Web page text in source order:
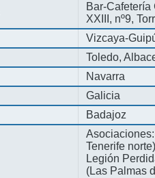
Bar-
XXIII, nº9,
Vizcaya-
Toledo,
Navarra
Galicia
Badajoz
Tenerife
Legión
(Las Palmas